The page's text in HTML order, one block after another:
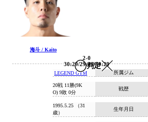
海斗 / Kaito
判定
2-0
30:29/29:29/30:29
所属ジム
LEGEND GYM
戦歴
20戦 11勝(9K
O) 9敗 0分
生年月日
1995.5.25 （31
歳）